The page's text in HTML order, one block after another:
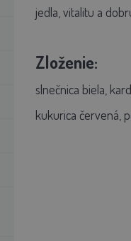
jedla, vitalitu a
Zloženie:
slnečnica biela,
kukurica červená,